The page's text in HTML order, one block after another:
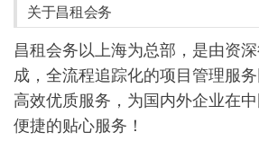
关于昌租会务
昌租会务以上海为总部，是由资
成，全流程追踪化的项目管理服
高效优质服务，为国内外企业在中
便捷的贴心服务！